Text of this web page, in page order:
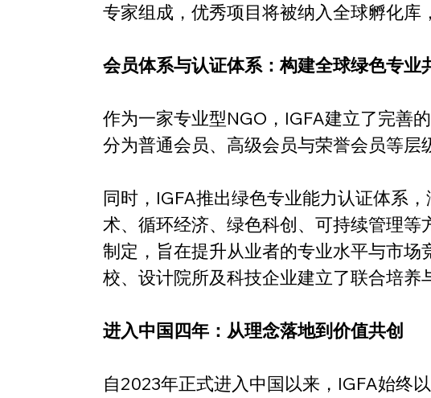
专家组成，优秀项目将被纳入全球孵化库
会员体系与认证体系：构建全球绿色专业
作为一家专业型NGO，IGFA建立了完善
分为普通会员、高级会员与荣誉会员等层
同时，IGFA推出绿色专业能力认证体系
术、循环经济、绿色科创、可持续管理
制定，旨在提升从业者的专业水平与市
校、设计院所及科技企业建立了联合培养
进入中国四年：从理念落地到价值共创
自2023年正式进入中国以来，IGFA始终